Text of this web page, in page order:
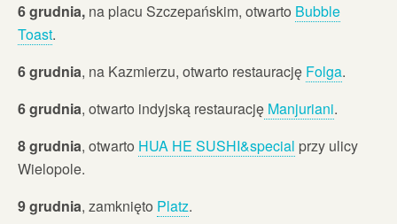
6 grudnia, na placu Szczepańskim, otwarto Bubble
Toast.
6 grudnia, na Kazmierzu, otwarto restaurację Folga.
6 grudnia, otwarto indyjską restaurację Manjuriani.
8 grudnia, otwarto HUA HE SUSHI&special przy ulicy
Wielopole.
9 grudnia, zamknięto Platz.